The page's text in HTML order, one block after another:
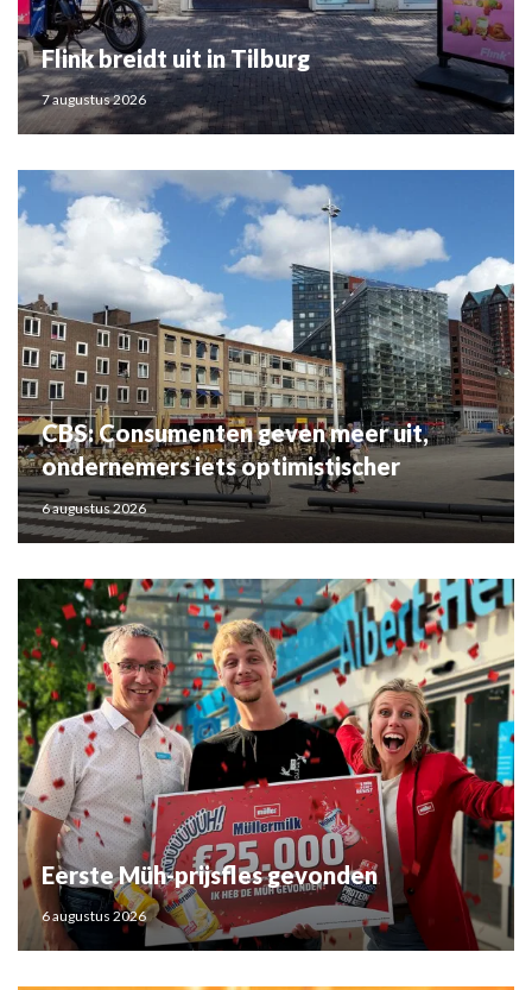
Flink breidt uit in Tilburg
7 augustus 2026
CBS: Consumenten geven meer uit,
ondernemers iets optimistischer
6 augustus 2026
Eerste Müh-prijsfles gevonden
6 augustus 2026